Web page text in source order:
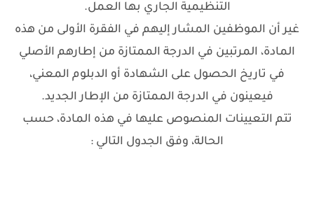
التنظيمية الجاري بها العمل.
غير أن الموظفين المشار إليهم في الفقرة الأولى من هذه
المادة، المرتبين في الدرجة الممتازة من إطارهم الأصلي
في تاريخ الحصول على الشهادة أو الدبلوم المعني،
فيعينون في الدرجة الممتازة من الإطار الجديد.
تتم التعيينات المنصوص عليها في هذه المادة، حسب
الحالة، وفق الجدول التالي :